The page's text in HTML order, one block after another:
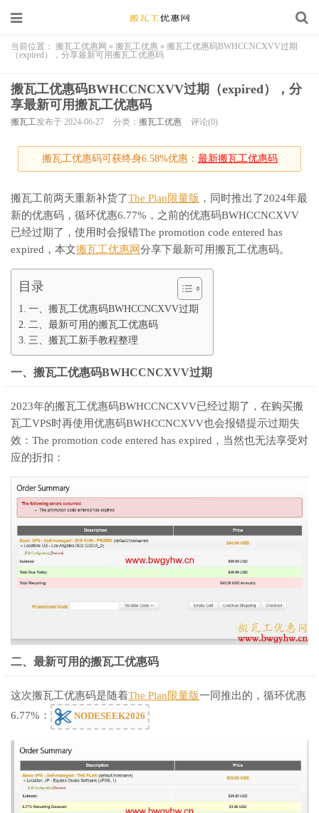
当前位置： 搬瓦工优惠网 » 搬瓦工优惠 » 搬瓦工优惠码BWHCCNCXVV过期
（expired），分享最新可用搬瓦工优惠码
搬瓦工优惠码BWHCCNCXVV过期（expired），分
享最新可用搬瓦工优惠码
搬瓦工发布于 2024-06-27 分类： 搬瓦工优惠 评论(0)
搬瓦工优惠码可获终身6.58%优惠： 最新搬瓦工优惠码
搬瓦工前两天重新补货了The Plan限量版 ，同时推出了2024年最
新的优惠码，循环优惠6.77%，之前的优惠码BWHCCNCXVV
已经过期了，使用时会报错The promotion code entered has
expired，本文搬瓦工优惠网分享下最新可用搬瓦工优惠码。
目录
一、搬瓦工优惠码BWHCCNCXVV过期
二、最新可用的搬瓦工优惠码
三、搬瓦工新手教程整理
一、搬瓦工优惠码BWHCCNCXVV过期
2023年的搬瓦工优惠码BWHCCNCXVV已经过期了，在购买搬
瓦工VPS时再使用优惠码BWHCCNCXVV也会报错提示过期失
效：The promotion code entered has expired，当然也无法享受对
应的折扣：
二、最新可用的搬瓦工优惠码
这次搬瓦工优惠码是随着The Plan限量版一同推出的，循环优惠
6.77%：
NODESEEK2026